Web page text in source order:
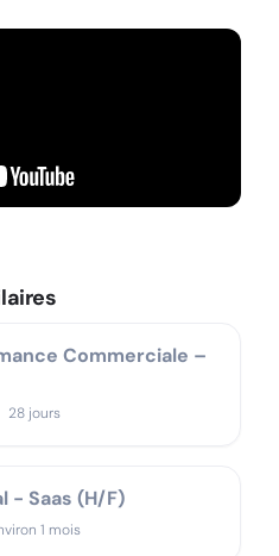
Commerciale –
28 jours
- Saas (H/F)
1 mois